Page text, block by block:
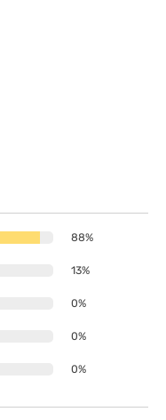
5 Sternen
88%
13%
0%
0%
0%